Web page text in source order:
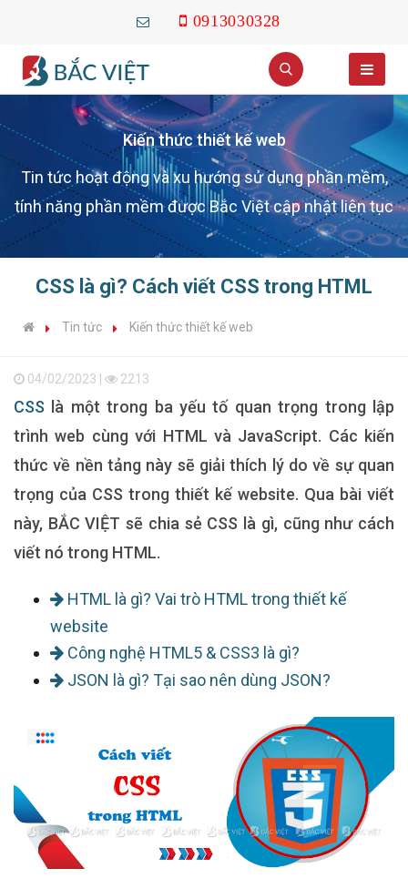
0913030328
Kiến thức thiết kế web
Tin tức hoạt động và xu hướng sử dụng phần mềm,
tính năng phần mềm được Bắc Việt cập nhật liên tục
CSS là gì? Cách viết CSS trong HTML
Tin tức Kiến thức thiết kế web
04/02/2023 | 2213
CSS là một trong ba yếu tố quan trọng trong lập
trình web cùng với HTML và JavaScript. Các kiến
thức về nền tảng này sẽ giải thích lý do về sự quan
trọng của CSS trong thiết kế website. Qua bài viết
này, BẮC VIỆT sẽ chia sẻ CSS là gì, cũng như cách
viết nó trong HTML.
HTML là gì? Vai trò HTML trong thiết kế
website
Công nghệ HTML5 & CSS3 là gì?
JSON là gì? Tại sao nên dùng JSON?